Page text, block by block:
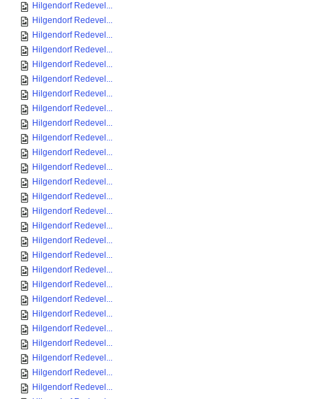
Hilgendorf Redevel...
Hilgendorf Redevel...
Hilgendorf Redevel...
Hilgendorf Redevel...
Hilgendorf Redevel...
Hilgendorf Redevel...
Hilgendorf Redevel...
Hilgendorf Redevel...
Hilgendorf Redevel...
Hilgendorf Redevel...
Hilgendorf Redevel...
Hilgendorf Redevel...
Hilgendorf Redevel...
Hilgendorf Redevel...
Hilgendorf Redevel...
Hilgendorf Redevel...
Hilgendorf Redevel...
Hilgendorf Redevel...
Hilgendorf Redevel...
Hilgendorf Redevel...
Hilgendorf Redevel...
Hilgendorf Redevel...
Hilgendorf Redevel...
Hilgendorf Redevel...
Hilgendorf Redevel...
Hilgendorf Redevel...
Hilgendorf Redevel...